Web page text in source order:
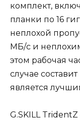
комплект,
планки по 16
неплохой
МБ/с и
этом рабочая
случае
является
G.SKILL